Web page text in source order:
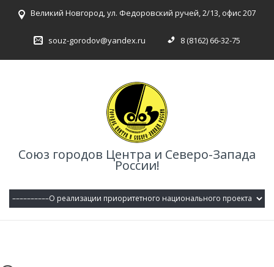
Великий Новгород, ул. Федоровский ручей, 2/13, офис 207
souz-gorodov@yandex.ru 8 (8162) 66-32-75
Союз городов Центра и Северо-Запада
России!